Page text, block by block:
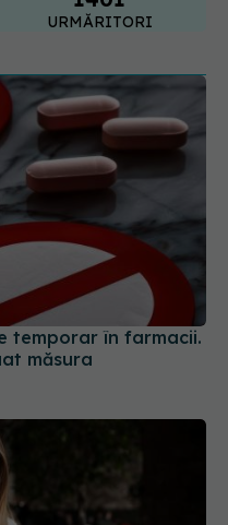
temporar în farmacii.
măsura